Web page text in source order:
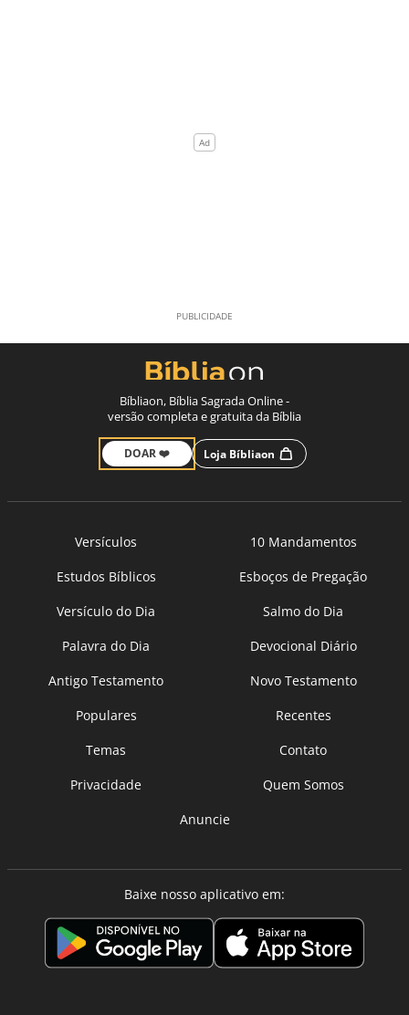
Bíbliaon, Bíblia Sagrada Online -
versão completa e gratuita da Bíblia
DOAR ❤️ Loja Bíbliaon
Versículos
10 Mandamentos
Estudos Bíblicos
Esboços de Pregação
Versículo do Dia
Salmo do Dia
Palavra do Dia
Devocional Diário
Antigo Testamento
Novo Testamento
Populares
Recentes
Temas
Contato
Privacidade
Quem Somos
Anuncie
Baixe nosso aplicativo em: